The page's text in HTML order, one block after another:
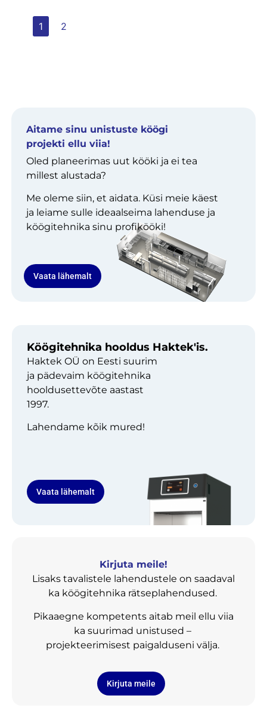
1 2
Aitame sinu unistuste köögi
projekti ellu viia!
Oled planeerimas uut kööki ja ei tea
millest alustada?
Me oleme siin, et aidata. Küsi meie käest
ja leiame sulle ideaalseima lahenduse ja
köögitehnika sinu profikööki!
Vaata lähemalt
Köögitehnika hooldus Haktek'is.
Haktek OÜ on Eesti suurim
ja pädevaim köögitehnika
hooldusettevõte aastast
1997.
Lahendame kõik mured!
Vaata lähemalt
Kirjuta meile!
Lisaks tavalistele lahendustele on saadaval
ka köögitehnika rätseplahendused.
Pikaaegne kompetents aitab meil ellu viia
ka suurimad unistused –
projekteerimisest paigalduseni välja.
Kirjuta meile